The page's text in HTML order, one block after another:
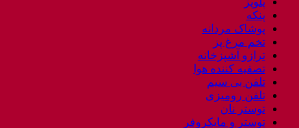
پنکه
پوشاک مردانه
تخم مرغ پز
ترازو آشپزخانه
تصفیه کننده هوا
تلفن بی سیم
تلفن رومیزی
توستر نان
توستر و مایکروفر